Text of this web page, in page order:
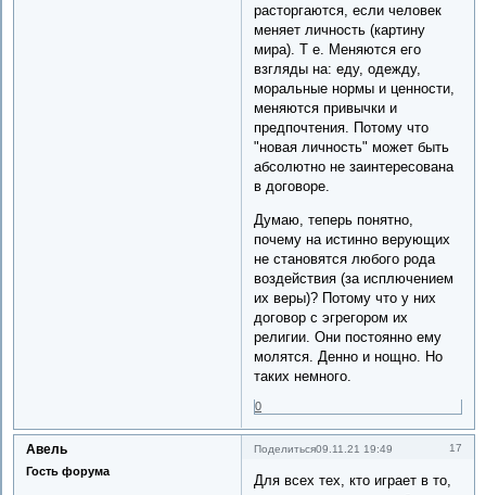
расторгаются, если человек
меняет личность (картину
мира). Т е. Меняются его
взгляды на: еду, одежду,
моральные нормы и ценности,
меняются привычки и
предпочтения. Потому что
"новая личность" может быть
абсолютно не заинтересована
в договоре.
Думаю, теперь понятно,
почему на истинно верующих
не становятся любого рода
воздействия (за исплючением
их веры)? Потому что у них
договор с эгрегором их
религии. Они постоянно ему
молятся. Денно и нощно. Но
таких немного.
0
Поделиться 17
09.11.21 19:49
Авель
Гость форума
Для всех тех, кто играет в то,